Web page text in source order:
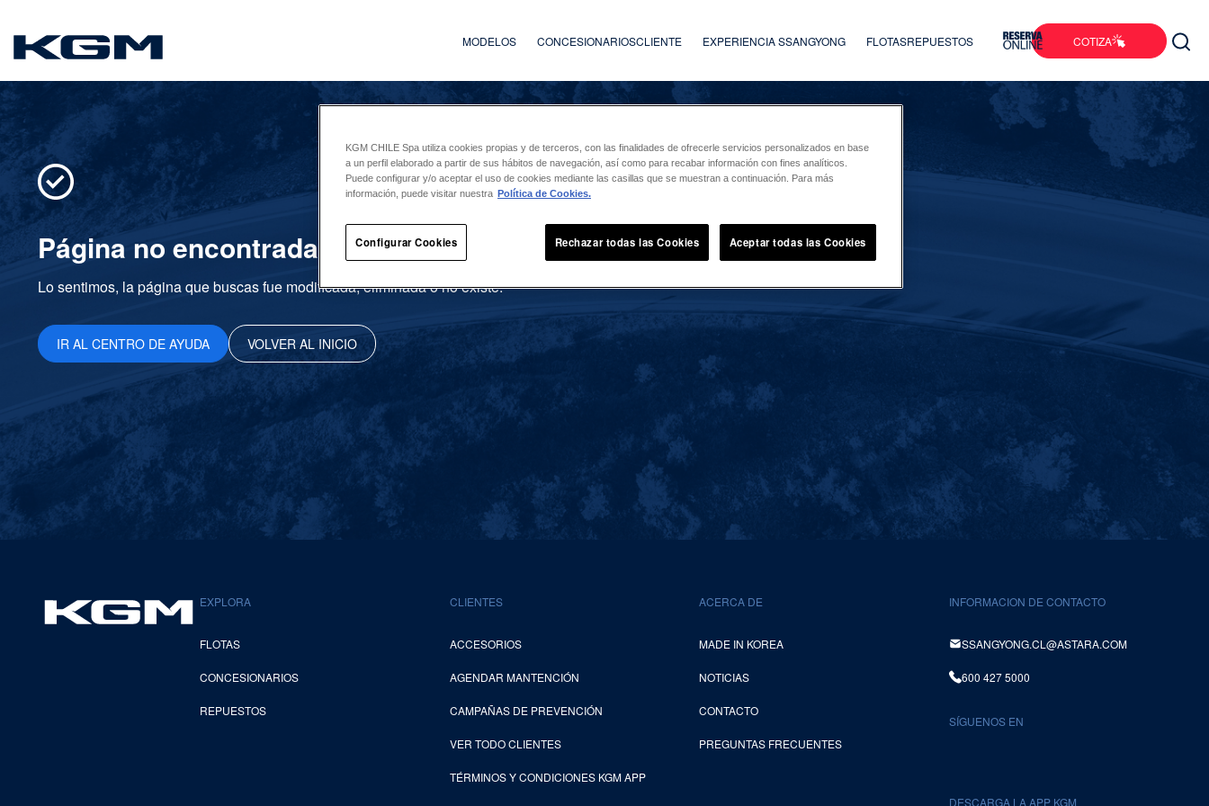
SsangYong MODELOS CONCESIONARIOSCLIENTE EXPERIENCIA SSANGYONG FLOTASREPUESTOS COTIZA
Página no encontrada
Lo sentimos, la página que buscas fue modificada, eliminada o no existe.
IR AL CENTRO DE AYUDA VOLVER AL INICIO
EXPLORA
FLOTAS
CONCESIONARIOS
REPUESTOS
CLIENTES
ACCESORIOS
AGENDAR MANTENCIÓN
CAMPAÑAS DE PREVENCIÓN
VER TODO CLIENTES
TÉRMINOS Y CONDICIONES KGM APP
ACERCA DE
MADE IN KOREA
NOTICIAS
CONTACTO
PREGUNTAS FRECUENTES
INFORMACION DE CONTACTO
SSANGYONG.CL@ASTARA.COM
600 427 5000
SÍGUENOS EN
DESCARGA LA APP KGM
KGM CHILE Spa utiliza cookies propias y de terceros, con las finalidades de ofrecerle servicios personalizados en base
a un perfil elaborado a partir de sus hábitos de navegación, así como para recabar información con fines analíticos.
Puede configurar y/o aceptar el uso de cookies mediante las casillas que se muestran a continuación. Para más
información, puede visitar nuestra Política de Cookies.
Configurar Cookies Rechazar todas las Cookies Aceptar todas las Cookies